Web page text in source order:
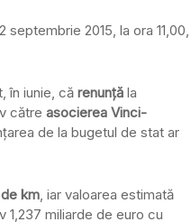
2015, la ora 11,00,
în iunie, că renunţă la
către asocierea Vinci-
de la bugetul de stat ar
km, iar valoarea estimată
miliarde de euro cu